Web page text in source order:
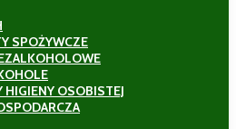
SPOŻYWCZE
HIGIENY OSOBISTEJ